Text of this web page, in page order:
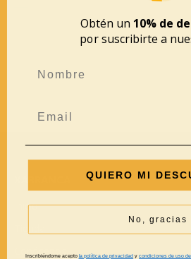
Inicio
Conócenos
Obtén un 10% de
por suscribirte a
QUIERO MI
No, gracias
Inscribiéndome acepto la política de privacidad ycondiciones de uso